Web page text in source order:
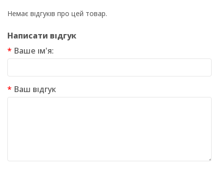
Немає відгуків про цей товар.
Написати відгук
Ваше ім'я:
Ваш відгук